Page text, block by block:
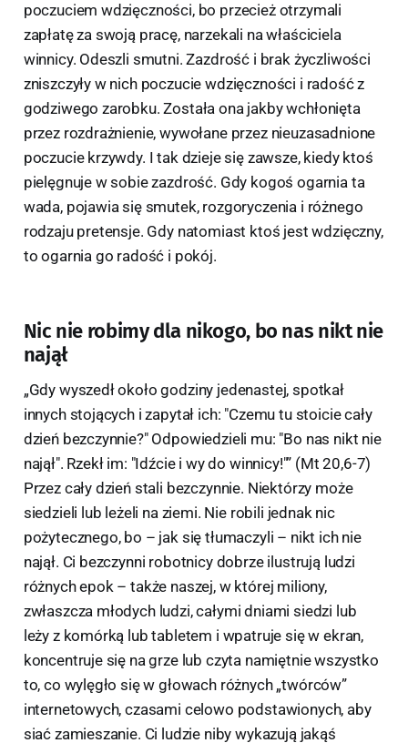
poczuciem wdzięczności, bo przecież otrzymali
zapłatę za swoją pracę, narzekali na właściciela
winnicy. Odeszli smutni. Zazdrość i brak życzliwości
zniszczyły w nich poczucie wdzięczności i radość z
godziwego zarobku. Została ona jakby wchłonięta
przez rozdrażnienie, wywołane przez nieuzasadnione
poczucie krzywdy. I tak dzieje się zawsze, kiedy ktoś
pielęgnuje w sobie zazdrość. Gdy kogoś ogarnia ta
wada, pojawia się smutek, rozgoryczenia i różnego
rodzaju pretensje. Gdy natomiast ktoś jest wdzięczny,
to ogarnia go radość i pokój.
Nic nie robimy dla nikogo, bo nas nikt nie
najął
„Gdy wyszedł około godziny jedenastej, spotkał
innych stojących i zapytał ich: "Czemu tu stoicie cały
dzień bezczynnie?" Odpowiedzieli mu: "Bo nas nikt nie
najął". Rzekł im: "Idźcie i wy do winnicy!"” (Mt 20,6-7)
Przez cały dzień stali bezczynnie. Niektórzy może
siedzieli lub leżeli na ziemi. Nie robili jednak nic
pożytecznego, bo – jak się tłumaczyli – nikt ich nie
najął. Ci bezczynni robotnicy dobrze ilustrują ludzi
różnych epok – także naszej, w której miliony,
zwłaszcza młodych ludzi, całymi dniami siedzi lub
leży z komórką lub tabletem i wpatruje się w ekran,
koncentruje się na grze lub czyta namiętnie wszystko
to, co wylęgło się w głowach różnych „twórców”
internetowych, czasami celowo podstawionych, aby
siać zamieszanie. Ci ludzie niby wykazują jakąś